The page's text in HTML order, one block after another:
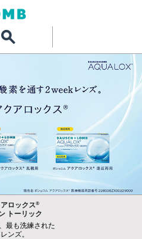
ロックス®
トーリック
最も洗練された
ンズ。